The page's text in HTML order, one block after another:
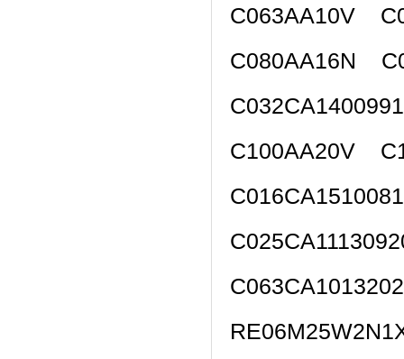
C063AA10V
C080AA16N
C100AA20V